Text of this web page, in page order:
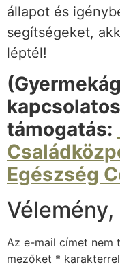
állapot és
segítségeket,
léptél!
kapcsolatos
támogatás:
Egészség
Az e-mail címet nem
mezőket *